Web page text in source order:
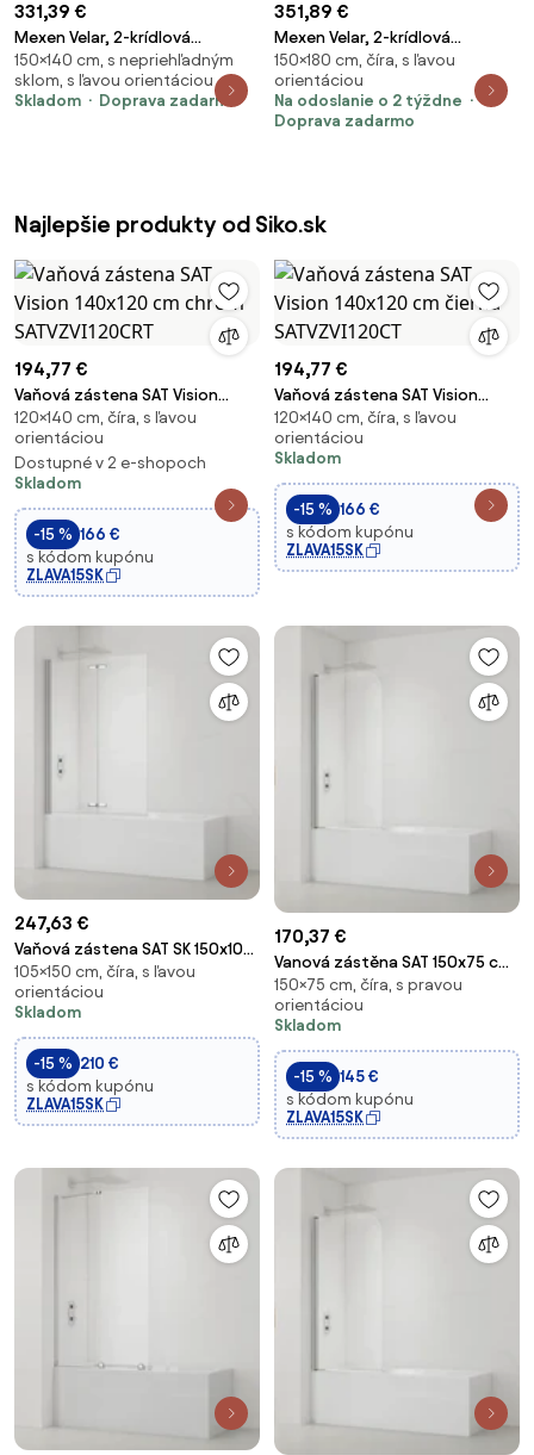
331,39 €
Mexen Velar, 2-krídlová
posuvná vaňová zástena 140 x
150 cm, 8mm sklo námraza,
brúsená oceľ, 896-140-000-31-
150×140 cm, s nepriehľadným
sklom, s ľavou orientáciou
Skladom
Doprava zadarmo
351,89 €
Mexen Velar, 2-krídlová
posuvná vaňová zástena 180 x
150 cm, 8mm číre sklo, brúsená
oceľ, 896-180-000-01-97
150×180 cm, číra, s ľavou
orientáciou
Na odoslanie o 2 týždne
Doprava zadarmo
Najlepšie produkty od Siko.sk
194,77 €
Vaňová zástena SAT Vision
140x120 cm chróm
SATVZVI120CRT
120×140 cm, číra, s ľavou
orientáciou
Dostupné v 2 e-shopoch
Skladom
-15 % 166 €
s kódom kupónu
ZLAVA15SK
194,77 €
Vaňová zástena SAT Vision
140x120 cm čierna
SATVZVI120CT
120×140 cm, číra, s ľavou
orientáciou
Skladom
-15 % 166 €
s kódom kupónu
ZLAVA15SK
247,63 €
Vaňová zástena SAT SK 150x105
cm chróm SATVZSKNEW105
105×150 cm, číra, s ľavou
orientáciou
Skladom
-15 % 210 €
s kódom kupónu
ZLAVA15SK
170,37 €
Vanová zástěna SAT 150x75 cm
chrom SATVZUNIKCRT75
150×75 cm, číra, s pravou
orientáciou
Skladom
-15 % 145 €
s kódom kupónu
ZLAVA15SK